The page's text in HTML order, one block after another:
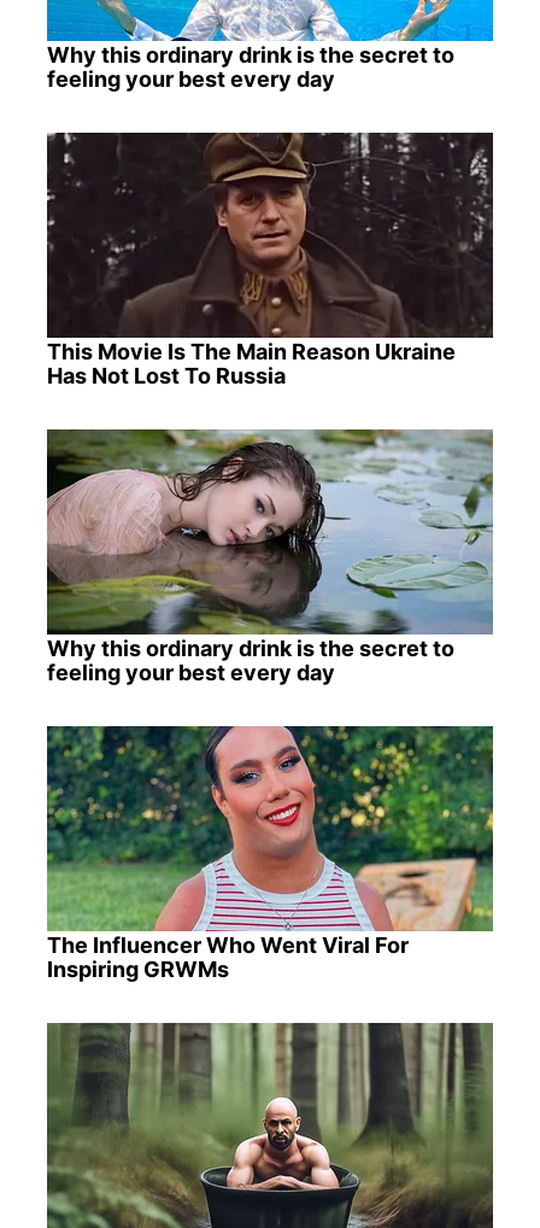
Why this ordinary drink is the secret to
feeling your best every day
This Movie Is The Main Reason Ukraine
Has Not Lost To Russia
Why this ordinary drink is the secret to
feeling your best every day
The Influencer Who Went Viral For
Inspiring GRWMs